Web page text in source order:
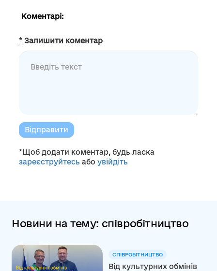
Коментарі:
* Залишити коментар
Відправити
*Щоб додати коментар, будь ласка
зареєструйтесь або увійдіть
Новини на тему: співробітництво
СПІВРОБІТНИЦТВО
Від культурних обмінів